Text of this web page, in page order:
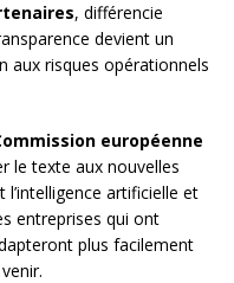
, différencie
devient un
aux risques opérationnels
européenne
le texte aux nouvelles
artificielle et
entreprises qui ont
plus facilement